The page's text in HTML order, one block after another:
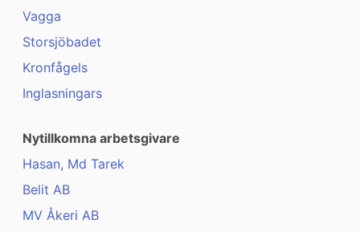
Vagga
Storsjöbadet
Kronfågels
Inglasningars
Nytillkomna arbetsgivare
Hasan, Md Tarek
Belit AB
MV Åkeri AB